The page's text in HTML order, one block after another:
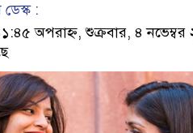
:
অপরাহ্ন, শুক্রবার, ৪ নভেম্বর